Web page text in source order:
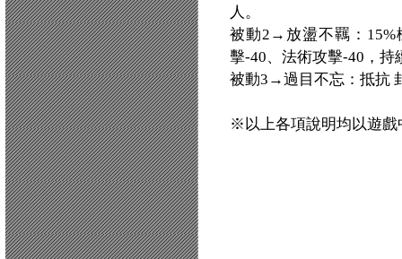
人。
被動2→放盪不羈：15%
擊-40、法術攻擊-40，持
被動3→過目不忘：抵抗
※以上各項說明均以遊戲